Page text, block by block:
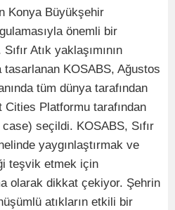
Konya Büyükşehir
önemli bir
Atık yaklaşımının
tasarlanan KOSABS, Ağustos
tüm dünya tarafından
Platformu tarafından
seçildi. KOSABS, Sıfır
yaygınlaştırmak ve
teşvik etmek için
olarak dikkat çekiyor. Şehrin
atıkların etkili bir